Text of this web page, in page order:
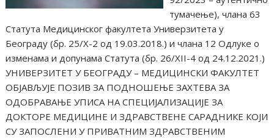
тумачење), члана 63
Статута Медицинског факултета Универзитета у
Београду (бр. 25/X-2 од 19.03.2018.) и члана 12 Одлуке о
изменама и допунама Статута (бр. 26/XII-4 од 24.12.2021.)
УНИВЕРЗИТЕТ У БЕОГРАДУ – МЕДИЦИНСКИ ФАКУЛТЕТ
ОБЈАВЉУЈЕ ПОЗИВ ЗА ПОДНОШЕЊЕ ЗАХТЕВА ЗА
ОДОБРАВАЊЕ УПИСА НА СПЕЦИЈАЛИЗАЦИЈЕ ЗА
ДОКТОРЕ МЕДИЦИНЕ И ЗДРАВСТВЕНЕ САРАДНИКЕ КОЈИ
СУ ЗАПОСЛЕНИ У ПРИВАТНИМ ЗДРАВСТВЕНИМ